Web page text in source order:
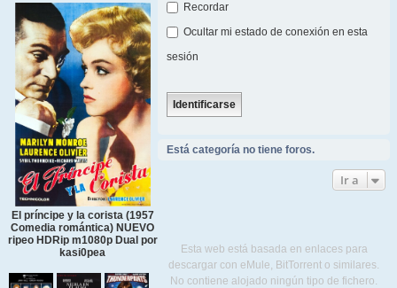
El príncipe y la corista (1957
Comedia romántica) NUEVO
ripeo HDRip m1080p Dual por
kasi0pea
Recordar
Ocultar mi estado de conexión en esta
sesión
Está categoría no tiene foros.
Ir a
Esta web está basada en enlaces para
descargar con eMule, BitTorrent o similares.
No contiene alojado ningún tipo de fichero.